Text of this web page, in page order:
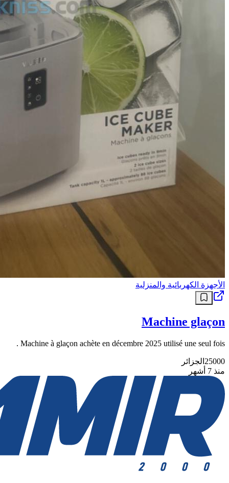
الأجهزة الكهربائية والمنزلية
Machine glaçon
Machine à glaçon achète en décembre 2025 utilisé une seul fois .
25000 الجزائر
منذ 7 أشهر